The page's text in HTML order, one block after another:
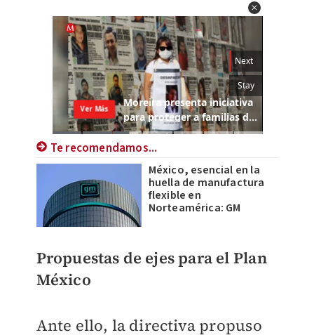
Te recomendamos...
México, esencial en la
huella de manufactura
flexible en
Norteamérica: GM
Propuestas de ejes para el Plan
México
Ante ello, la directiva propuso